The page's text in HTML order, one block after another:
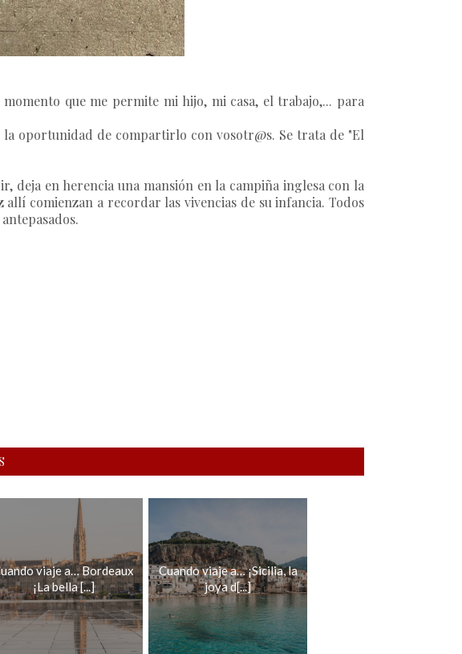
que me permite mi hijo, mi casa, el trabajo,... para
oportunidad de compartirlo con vosotr@s. Se trata de "El
deja en herencia una mansión en la campiña inglesa con la
allí comienzan a recordar las vivencias de su infancia. Todos
viaje a… Bordeaux
¡La bella [...]
Cuando viaje a… ¡Sicilia, la
joya d[...]